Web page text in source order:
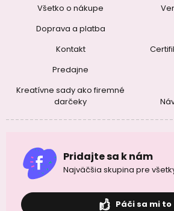
Všetko o nákupe
Doprava a platba
Kontakt
Predajne
Kreatívne sady ako firemné
darčeky
Pridajte sa k nám
Najväčšia skupina pre
Páči sa mi to